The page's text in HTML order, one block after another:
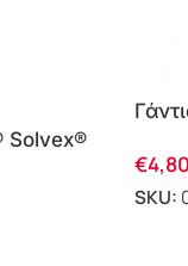
Solvex®
€4,80
SKU: